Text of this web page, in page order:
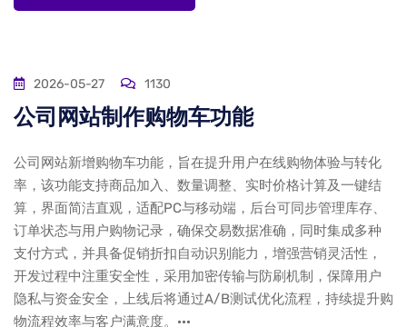
2026-05-27 1130
公司网站制作购物车功能
公司网站新增购物车功能，旨在提升用户在线购物体验与转化
率，该功能支持商品加入、数量调整、实时价格计算及一键结
算，界面简洁直观，适配PC与移动端，后台可同步管理库存、
订单状态与用户购物记录，确保交易数据准确，同时集成多种
支付方式，并具备促销折扣自动识别能力，增强营销灵活性，
开发过程中注重安全性，采用加密传输与防刷机制，保障用户
隐私与资金安全，上线后将通过A/B测试优化流程，持续提升购
物流程效率与客户满意度。···